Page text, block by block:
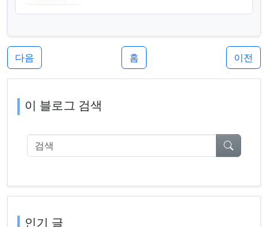
다음 홈 이전
이 블로그 검색
검색
인기 글